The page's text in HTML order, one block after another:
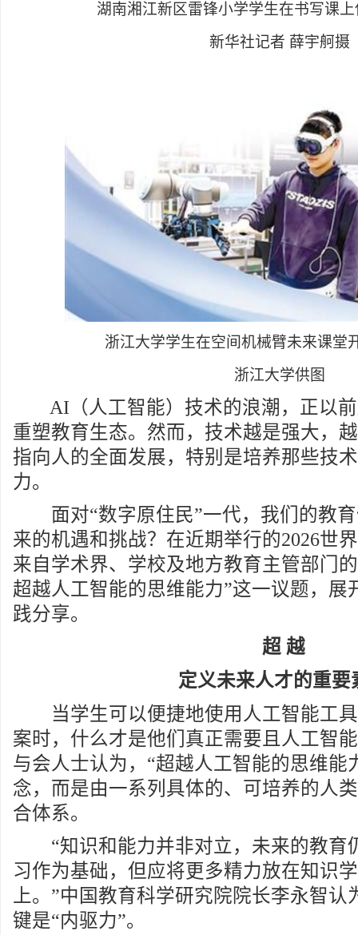
湖南湘江新区雷锋小学学生在书写课上
新华社记者 薛宇舸摄
浙江大学学生在空间机械臂未来课堂
浙江大学供图
AI（人工智能）技术的浪潮，正以前
重塑教育生态。然而，技术越是强大，
指向人的全面发展，特别是培养那些技
力。
面对“数字原住民”一代，我们的教育
来的机遇和挑战？在近期举行的2026世
来自学术界、学校及地方教育主管部门
超越人工智能的思维能力”这一议题，展
践分享。
超 越
定义未来人才的重要
当学生可以便捷地使用人工智能工具
案时，什么才是他们真正需要且人工智
与会人士认为，“超越人工智能的思维能
念，而是由一系列具体的、可培养的人
合体系。
“知识和能力并非对立，未来的教育
习作为基础，但应将更多精力放在知识
上。”中国教育科学研究院院长李永智认
键是“内驱力”。